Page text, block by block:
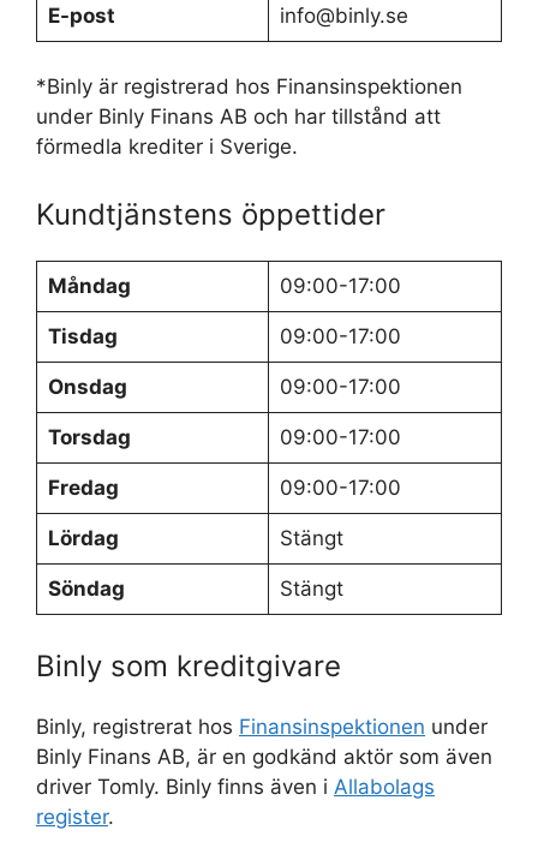
E-post info@binly.se
*Binly är registrerad hos Finansinspektionen
under Binly Finans AB och har tillstånd att
förmedla krediter i Sverige.
Kundtjänstens öppettider
Måndag 09:00-17:00
Tisdag 09:00-17:00
Onsdag 09:00-17:00
Torsdag 09:00-17:00
Fredag 09:00-17:00
Lördag Stängt
Söndag Stängt
Binly som kreditgivare
Binly, registrerat hos Finansinspektionen under
Binly Finans AB, är en godkänd aktör som även
driver Tomly. Binly finns även i Allabolags
register.